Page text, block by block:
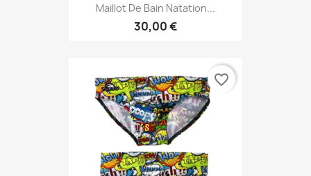
Maillot De Bain Natation...
30,00 €
favorite_border